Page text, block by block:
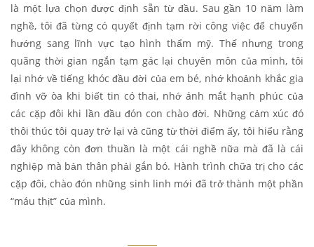
là một lựa chọn được định sẵn từ đầu. Sau gần 10 năm làm
nghề, tôi đã từng có quyết định tạm rời công việc để chuyển
hướng sang lĩnh vực tạo hình thẩm mỹ. Thế nhưng trong
quãng thời gian ngắn tạm gác lại chuyên môn của mình, tôi
lại nhớ về tiếng khóc đầu đời của em bé, nhớ khoảnh khắc gia
đình vỡ òa khi biết tin có thai, nhớ ánh mắt hạnh phúc của
các cặp đôi khi lần đầu đón con chào đời. Những cảm xúc đó
thôi thúc tôi quay trở lại và cũng từ thời điểm ấy, tôi hiểu rằng
đây không còn đơn thuần là một cái nghề nữa mà đã là cái
nghiệp mà bản thân phải gắn bó. Hành trình chữa trị cho các
cặp đôi, chào đón những sinh linh mới đã trở thành một phần
“máu thịt” của mình.